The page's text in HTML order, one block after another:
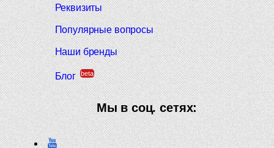
Реквизиты
Популярные вопросы
Наши бренды
Блог beta
Мы в соц. сетях: